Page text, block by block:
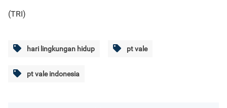
(TRI)
hari lingkungan hidup pt vale
pt vale indonesia